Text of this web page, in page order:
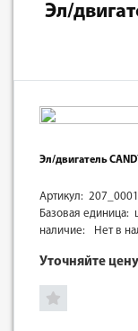
Эл/
Эл/двигатель
Артикул:
Базовая единица:
наличие:
Нет в
Уточняйте цену